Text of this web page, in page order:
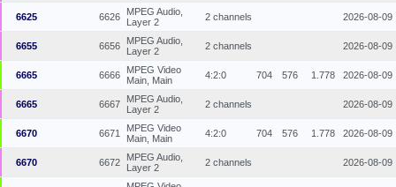
6625 6626
MPEG Audio,
Layer 2
2 channels 2026-08-09
6655 6656
MPEG Audio,
Layer 2
2 channels 2026-08-09
6665 6666
MPEG Video
Main, Main
4:2:0 704 576 1.778 2026-08-09
6665 6667
MPEG Audio,
Layer 2
2 channels 2026-08-09
6670 6671
MPEG Video
Main, Main
4:2:0 704 576 1.778 2026-08-09
6670 6672
MPEG Audio,
Layer 2
2 channels 2026-08-09